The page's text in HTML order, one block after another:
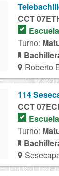
CCT
Turno:
Roberto
114
CCT
Turno: